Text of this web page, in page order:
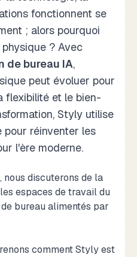
fonctionnent se
; alors pourquoi
? Avec
de bureau IA,
peut évoluer pour
flexibilité et le bien-
Styly utilise
pour réinventer les
l'ère moderne.
nous discuterons de la
espaces de travail du
bureau alimentés par
comment Styly est